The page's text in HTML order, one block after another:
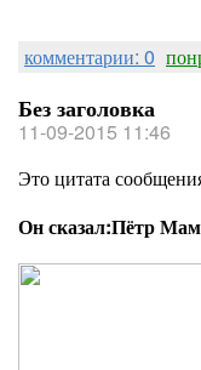
комментарии: 0
Без заголовка
11-09-2015 11:46
Это цитата
Он сказал:Пётр